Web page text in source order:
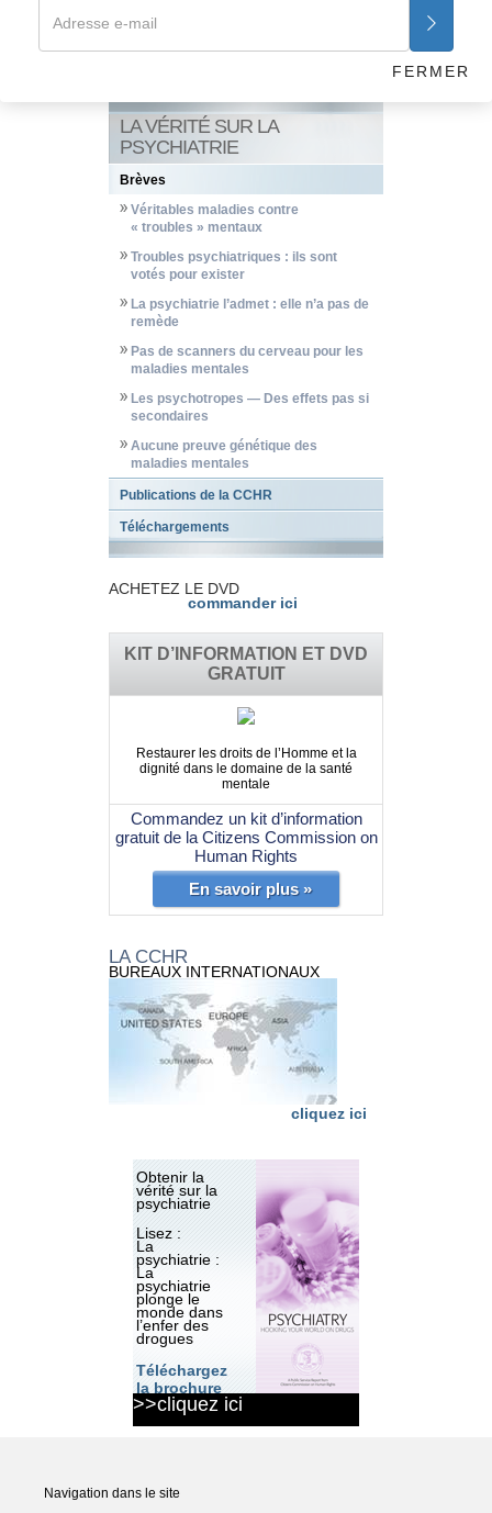
LA VÉRITÉ SUR LA
PSYCHIATRIE
Brèves
Véritables maladies contre
« troubles » mentaux
Troubles psychiatriques : ils sont
votés pour exister
La psychiatrie l’admet : elle n’a pas de
remède
Pas de scanners du cerveau pour les
maladies mentales
Les psychotropes — Des effets pas si
secondaires
Aucune preuve génétique des
maladies mentales
Publications de la CCHR
Téléchargements
ACHETEZ LE DVD
commander ici
KIT D’INFORMATION ET DVD
GRATUIT
Restaurer les droits de l’Homme et la
dignité dans le domaine de la santé
mentale
Commandez un kit d’information
gratuit de la Citizens Commission on
Human Rights
En savoir plus »
LA CCHR
BUREAUX INTERNATIONAUX
cliquez ici
Obtenir la
vérité sur la
psychiatrie
Lisez :
La
psychiatrie :
La
psychiatrie
plonge le
monde dans
l’enfer des
drogues
Téléchargez
la brochure
>>cliquez ici
Navigation dans le site
FERMER